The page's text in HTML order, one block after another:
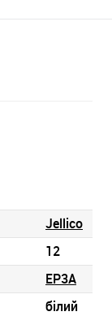
Jellico
12
EP3A
білий